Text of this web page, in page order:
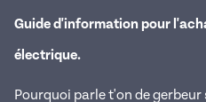
Guide d'information pour
électrique.
Pourquoi parle t'on de gerbeur